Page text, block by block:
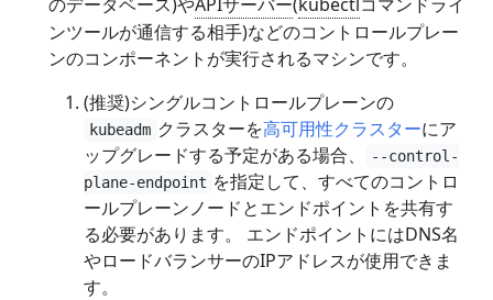
ンツールが通信する相手)などのコントロールプレー
ンのコンポーネントが実行されるマシンです。
(推奨)シングルコントロールプレーンの
kubeadm クラスターを高可用性クラスターにア
ップグレードする予定がある場合、
--control-
plane-endpoint を指定して、すべてのコントロ
ールプレーンノードとエンドポイントを共有す
る必要があります。 エンドポイントにはDNS名
やロードバランサーのIPアドレスが使用できま
す。